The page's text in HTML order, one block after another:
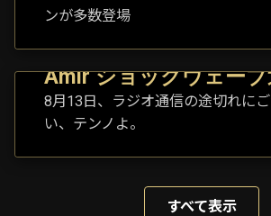
ンが多数登場
Amir ショックウェーブ
8月13日、ラジオ通信の途切れに
い、テンノよ。
すべて表示